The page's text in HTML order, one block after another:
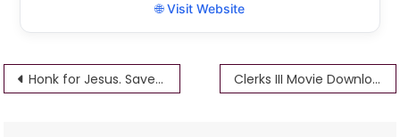
🌐 Visit Website
Post
Honk for Jesus. Save your soul Download in Hindi Download & Watch Full HD 4K 144p 300p 480p Clerks III Movie Download Download Full HD 4K 1.24GB 480p, 720p 1080p OTT Watch HD Mp4